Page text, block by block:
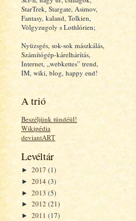
StarTrek, Stargate, Asimov,
Fantasy, kaland, Tolkien,
Völgyzugoly s Lothlórien;
Nyüzsgés, sok-sok mászkálás,
Számítógép-kárelhárítás,
Internet, „webkettes” trend,
IM, wiki, blog, happy end!
A trió
Beszéljünk tündéül!
Wikipédia
deviantART
Levéltár
► 2017 (1)
► 2014 (3)
► 2013 (5)
► 2012 (21)
► 2011 (17)